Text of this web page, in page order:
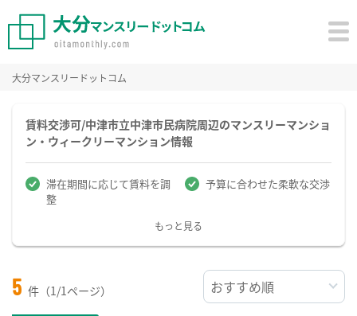
大分マンスリードットコム
賃料交渉可/中津市立中津市民病院周辺のマンスリーマンショ
ン・ウィークリーマンション情報
滞在期間に応じて賃料を調
整
予算に合わせた柔軟な交渉
もっと見る
5 件（1/1ページ）